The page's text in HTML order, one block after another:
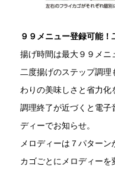
９９メニュー登録可能！
揚げ時間は最大９９メニ
二度揚げのステップ調
わりの美味しさと省力化
調理終了が近づくと電子
ディーでお知らせ。
メロディーは７パター
カゴごとにメロディー